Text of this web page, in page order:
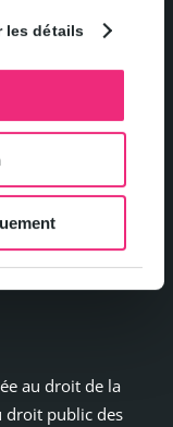
les détails
au droit de la
droit public des
des cookies